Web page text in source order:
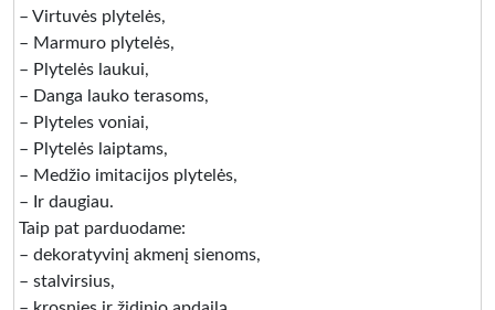
– Virtuvės plytelės,
– Marmuro plytelės,
– Plytelės laukui,
– Danga lauko terasoms,
– Plyteles voniai,
– Plytelės laiptams,
– Medžio imitacijos plytelės,
– Ir daugiau.
Taip pat parduodame:
– dekoratyvinį akmenį sienoms,
– stalvirsius,